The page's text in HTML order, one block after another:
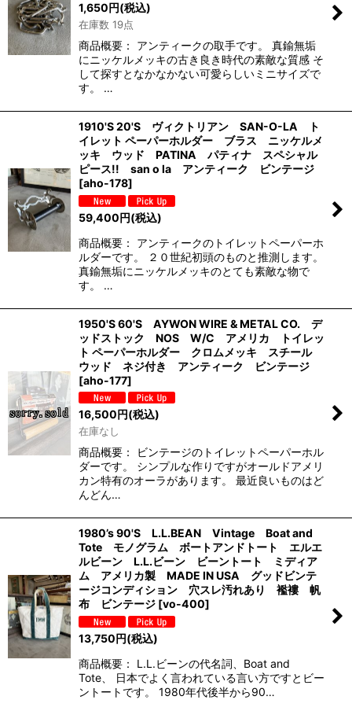
1,650円(税込)
在庫数 19点
商品概要： アンティークの取手です。 真鍮無垢
にニッケルメッキの古き良き時代の素敵な質感 そ
して探すとなかなかない可愛らしいミニサイズで
す。 …
1910'S 20'S ヴィクトリアン SAN-O-LA ト
イレット ペーパーホルダー ブラス ニッケルメ
ッキ ウッド PATINA パティナ スペシャル
ピース!! san o la アンティーク ビンテージ
[aho-178]
59,400円(税込)
商品概要： アンティークのトイレットペーパーホ
ルダーです。 ２０世紀初頭のものと推測します。
真鍮無垢にニッケルメッキのとても素敵な物で
す。 …
1950'S 60'S AYWON WIRE & METAL CO. デ
ッドストック NOS W/C アメリカ トイレッ
ト ペーパーホルダー クロムメッキ スチール
ウッド ネジ付き アンティーク ビンテージ
[aho-177]
16,500円(税込)
在庫なし
商品概要： ビンテージのトイレットペーパーホル
ダーです。 シンプルな作りですがオールドアメリ
カン特有のオーラがあります。 最近良いものはど
んどん…
1980’s 90'S L.L.BEAN Vintage Boat and
Tote モノグラム ボートアンドトート エルエ
ルビーン L.L.ビーン ビーントート ミディア
ム アメリカ製 MADE IN USA グッドビンテ
ージコンディション 穴スレ汚れあり 襤褸 帆
布 ビンテージ [vo-400]
13,750円(税込)
商品概要： L.L.ビーンの代名詞、Boat and
Tote、 日本でよく言われている言い方ですとビー
ントートです。 1980年代後半から90…